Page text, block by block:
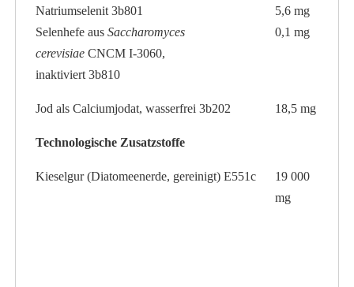
Natriumselenit 3b801
Selenhefe ausSaccharomyces
cerevisiae CNCM I-3060,
inaktiviert 3b810
5,6 mg
0,1 mg
Jod als Calciumjodat, wasserfrei 3b202 18,5 mg
Technologische Zusatzstoffe
Kieselgur (Diatomeenerde, gereinigt) E551c
19 000
mg